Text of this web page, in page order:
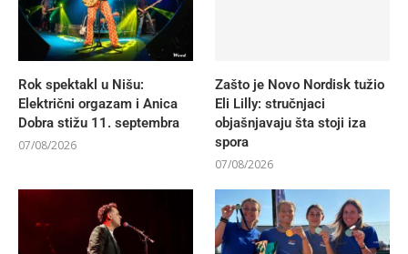
Rok spektakl u Nišu:
Električni orgazam i Anica
Dobra stižu 11. septembra
07/08/2026
Zašto je Novo Nordisk tužio
Eli Lilly: stručnjaci
objašnjavaju šta stoji iza
spora
07/08/2026